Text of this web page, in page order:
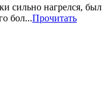
сильно нагрелся, был
бол...Прочитать